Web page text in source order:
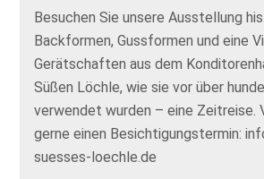
Besuchen Sie unsere Ausstellung
Backformen, Gussformen und eine
Gerätschaften aus dem
Süßen Löchle, wie sie vor über
verwendet wurden – eine Zeitreise.
gerne einen Besichtigungstermin:
suesses-loechle.de